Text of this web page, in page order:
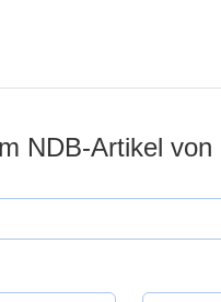
NDB-Artikel von